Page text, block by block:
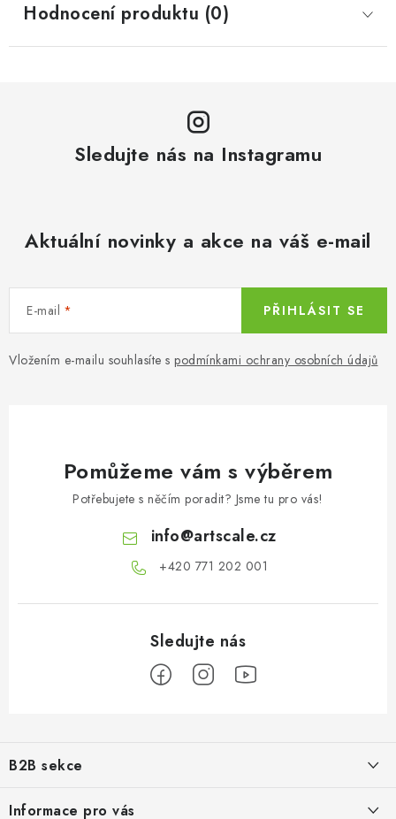
Hodnocení produktu (0)
Sledujte nás na Instagramu
Aktuální novinky a akce na váš e-mail
E-mail
Vložením e-mailu souhlasíte s podmínkami ochrany osobních údajů
PŘIHLÁSIT SE
Pomůžeme vám s výběrem
Potřebujete s něčím poradit? Jsme tu pro vás!
info@artscale.cz
+420 771 202 001​
p
a
B2B sekce
poskytování odpovídajících služeb a servisu
Informace pro vás